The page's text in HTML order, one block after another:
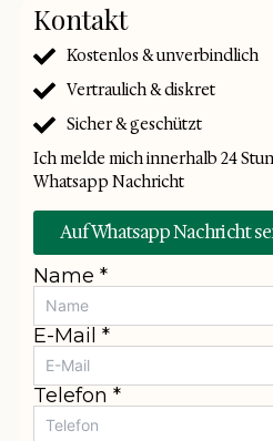
Kontakt
Kostenlos & unverbindlich
Vertraulich & diskret
Sicher & geschützt
Ich melde mich innerhalb 24
Whatsapp Nachricht
Auf Whatsapp Nachricht
Name *
E-Mail *
Telefon *